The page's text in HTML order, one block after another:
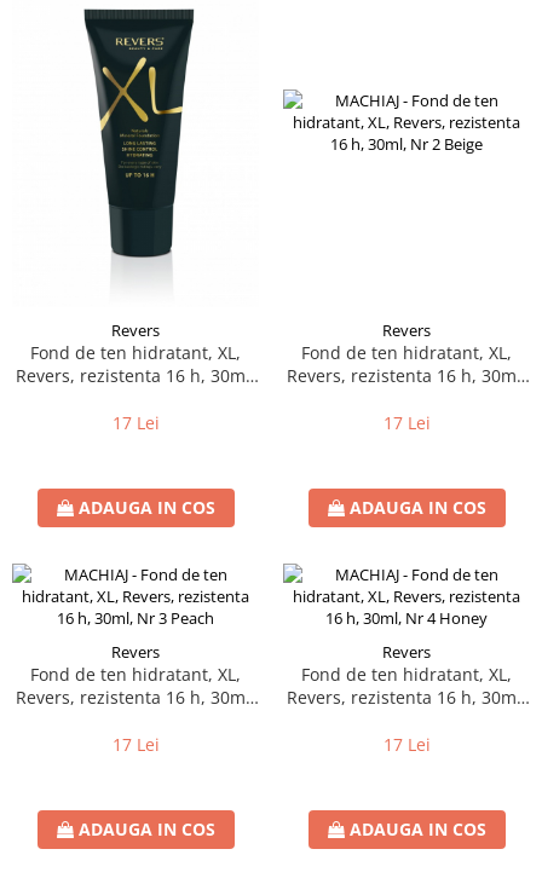
Revers
Fond de ten hidratant, XL,
Revers, rezistenta 16 h, 30ml,
17 Lei
ADAUGA IN COS
Revers
Fond de ten hidratant, XL,
Revers, rezistenta 16 h, 30ml,
17 Lei
ADAUGA IN COS
Revers
Fond de ten hidratant, XL,
Revers, rezistenta 16 h, 30ml,
17 Lei
ADAUGA IN COS
Revers
Fond de ten hidratant, XL,
Revers, rezistenta 16 h, 30ml,
17 Lei
ADAUGA IN COS